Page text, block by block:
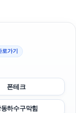
로가기
폰테크
하수구막힘